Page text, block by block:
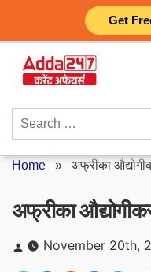
Get
content
Search
Home » अफ्रीका
अफ्रीका
Posted
by
November 20th,